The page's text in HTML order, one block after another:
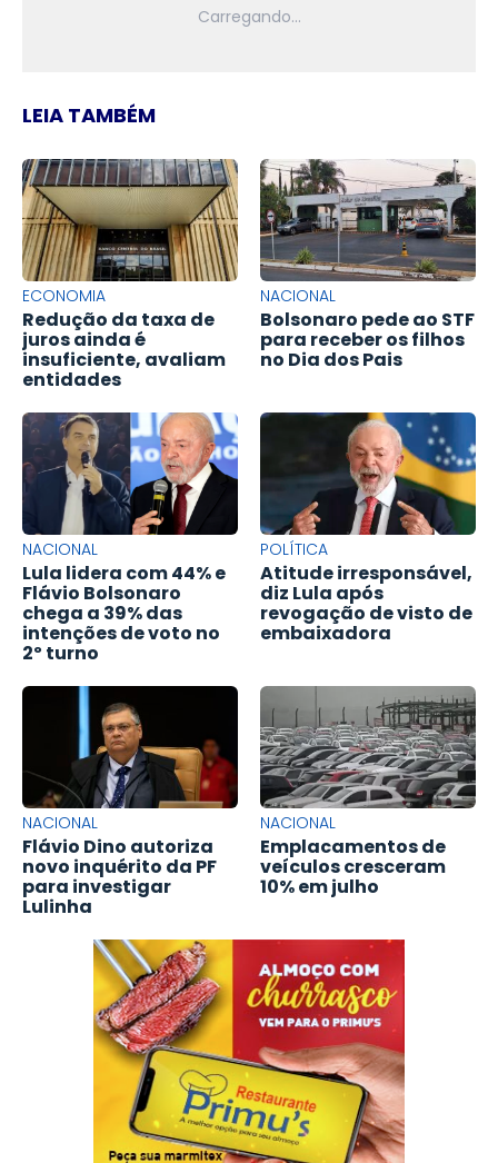
LEIA TAMBÉM
ECONOMIA
Redução da taxa de
juros ainda é
insuficiente, avaliam
entidades
NACIONAL
Bolsonaro pede ao STF
para receber os filhos
no Dia dos Pais
NACIONAL
Lula lidera com 44% e
Flávio Bolsonaro
chega a 39% das
intenções de voto no
2º turno
POLÍTICA
Atitude irresponsável,
diz Lula após
revogação de visto de
embaixadora
NACIONAL
Flávio Dino autoriza
novo inquérito da PF
para investigar
Lulinha
NACIONAL
Emplacamentos de
veículos cresceram
10% em julho